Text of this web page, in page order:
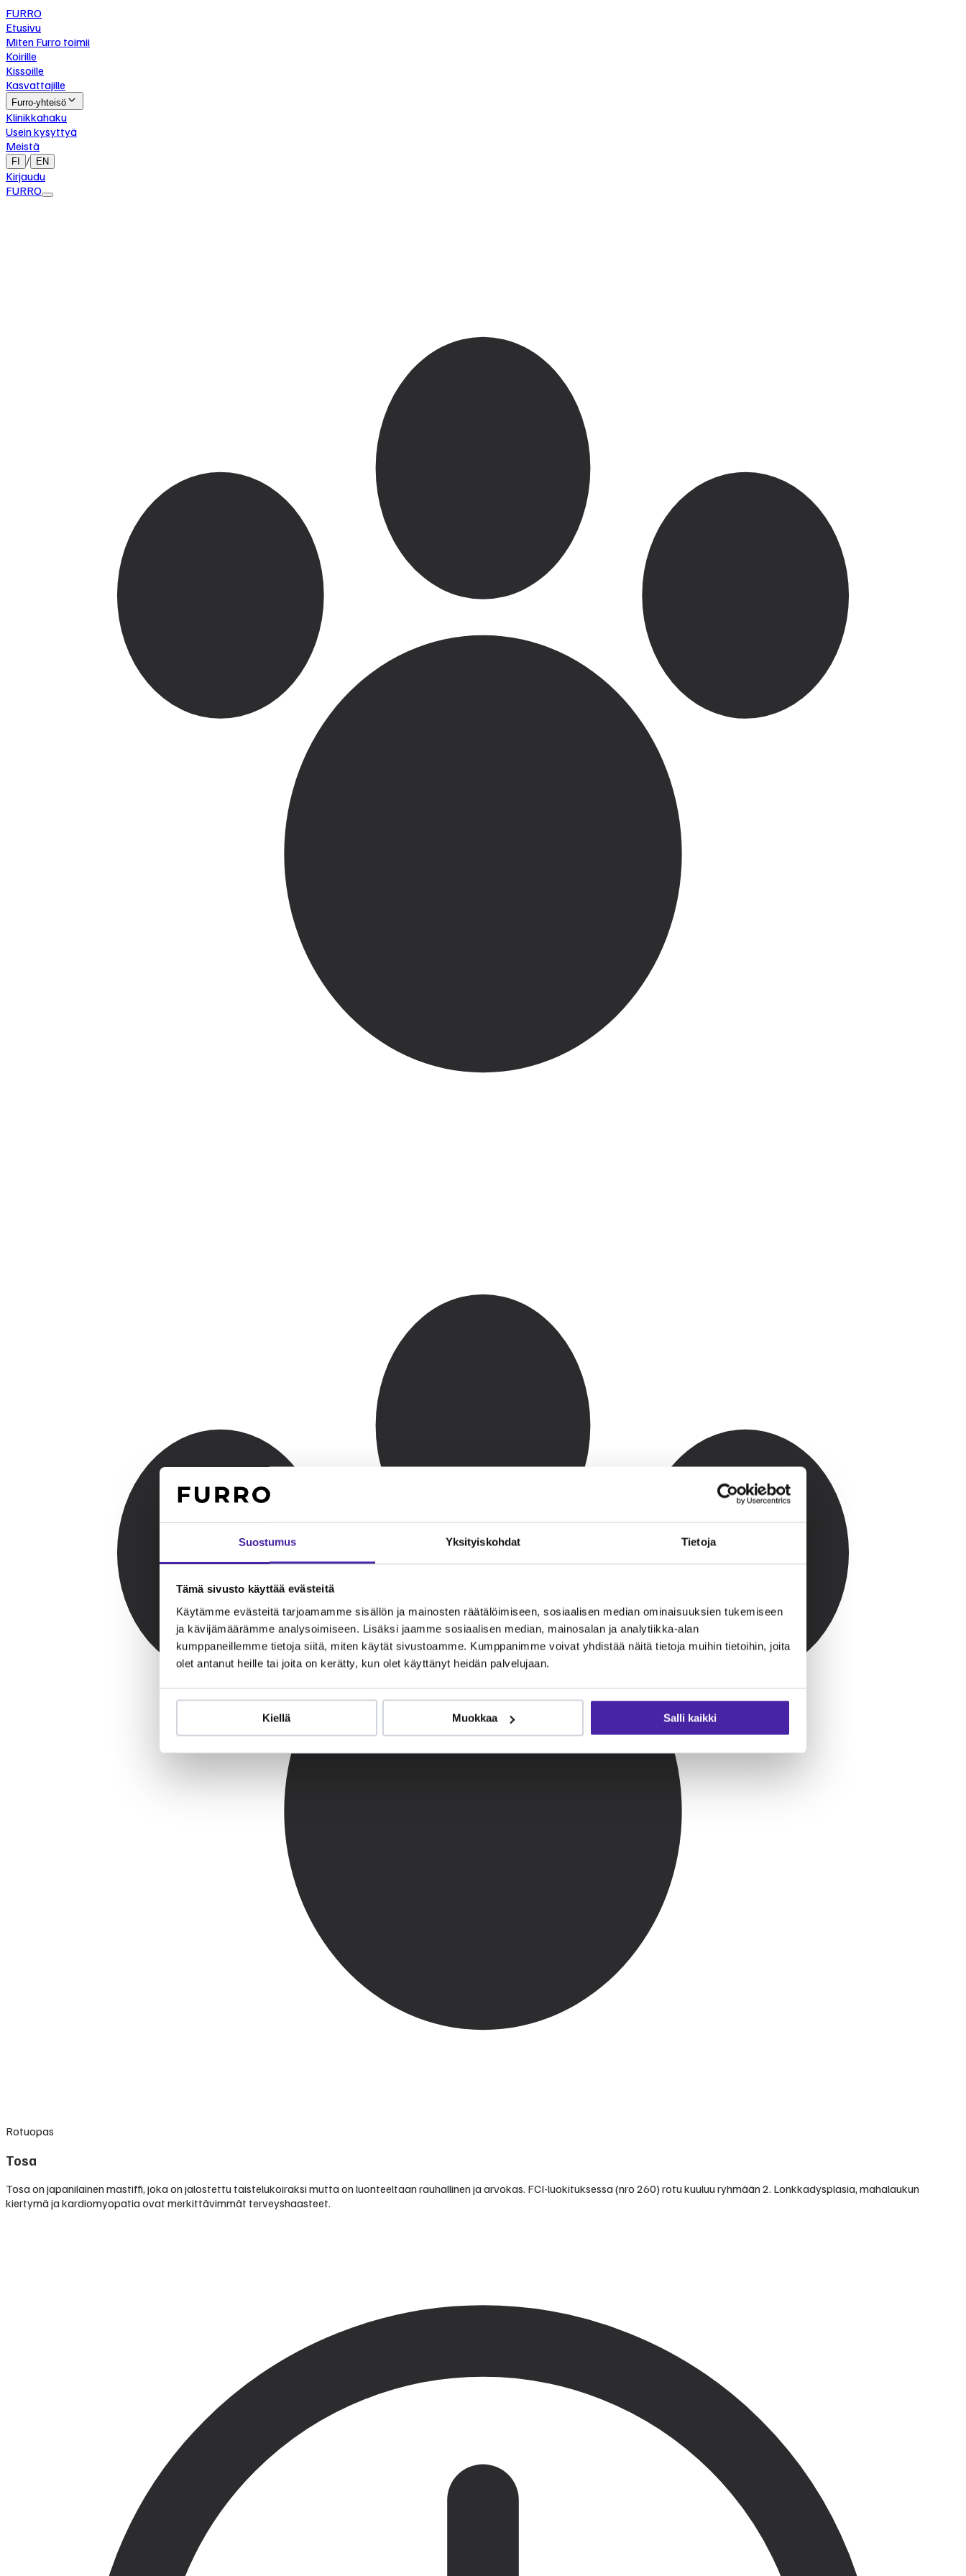
Suostumus Yksityiskohdat Tietoja
Tämä sivusto käyttää evästeitä
Käytämme evästeitä tarjoamamme sisällön ja mainosten räätälöimiseen, sosiaalisen median ominaisuuksien tukemiseen
ja kävijämäärämme analysoimiseen. Lisäksi jaamme sosiaalisen median, mainosalan ja analytiikka-alan
kumppaneillemme tietoja siitä, miten käytät sivustoamme. Kumppanimme voivat yhdistää näitä tietoja muihin tietoihin, joita
olet antanut heille tai joita on kerätty, kun olet käyttänyt heidän palvelujaan.
Kiellä Muokkaa Salli kaikki
FURRO
Etusivu
Miten Furro toimii
Koirille
Kissoille
Kasvattajille
Furro-yhteisö
Klinikkahaku
Usein kysyttyä
Meistä
FI / EN
Kirjaudu
FURRO
Rotuopas
Tosa
Tosa on japanilainen mastiffi, joka on jalostettu taistelukoiraksi mutta on luonteeltaan rauhallinen ja arvokas. FCI-luokituksessa (nro 260) rotu kuuluu ryhmään 2. Lonkkadysplasia, mahalaukun
kiertymä ja kardiomyopatia ovat merkittävimmät terveyshaasteet.